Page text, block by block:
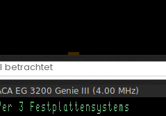
betrachtet